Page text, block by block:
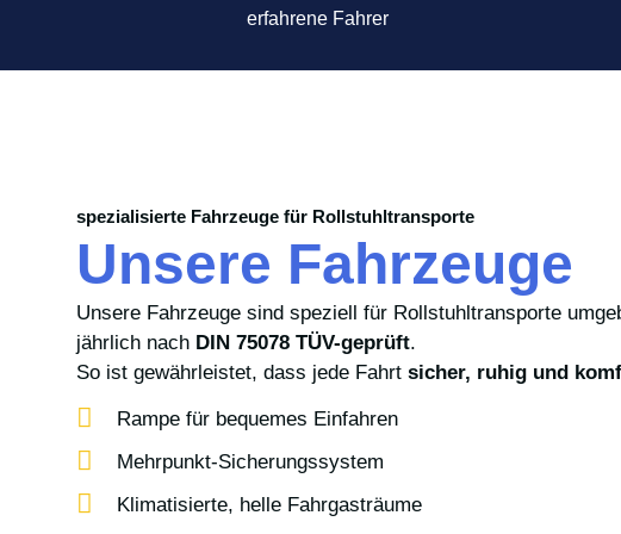
erfahrene Fahrer
spezialisierte Fahrzeuge für Rollstuhltransporte
Unsere Fahrzeuge
Unsere Fahrzeuge sind speziell für Rollstuhltransporte
jährlich nach DIN 75078 TÜV-geprüft.
So ist gewährleistet, dass jede Fahrt sicher, ruhig und
Rampe für bequemes Einfahren
Mehrpunkt-Sicherungssystem
Klimatisierte, helle Fahrgasträume